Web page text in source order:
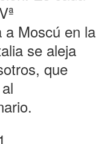
a Moscú en la
se aleja
que